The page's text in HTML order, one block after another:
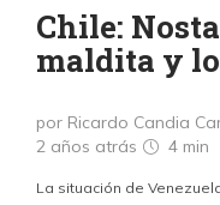
Chile:
maldita y
por Ricardo Candia
2 años atrás
4 min
La situación de